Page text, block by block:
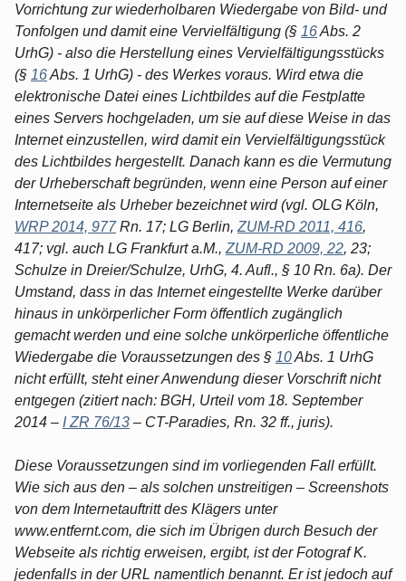
Vorrichtung zur wiederholbaren Wiedergabe von Bild- und
Tonfolgen und damit eine Vervielfältigung (§ 16Abs. 2
UrhG) - also die Herstellung eines Vervielfältigungsstücks
(§ 16Abs. 1 UrhG) - des Werkes voraus. Wird etwa die
elektronische Datei eines Lichtbildes auf die Festplatte
eines Servers hochgeladen, um sie auf diese Weise in das
Internet einzustellen, wird damit ein Vervielfältigungsstück
des Lichtbildes hergestellt. Danach kann es die Vermutung
der Urheberschaft begründen, wenn eine Person auf einer
Internetseite als Urheber bezeichnet wird (vgl. OLG Köln,
WRP 2014, 977Rn. 17; LG Berlin, ZUM-RD 2011, 416,
417; vgl. auch LG Frankfurt a.M., ZUM-RD 2009, 22, 23;
Schulze in Dreier/Schulze, UrhG, 4. Aufl., § 10 Rn. 6a). Der
Umstand, dass in das Internet eingestellte Werke darüber
hinaus in unkörperlicher Form öffentlich zugänglich
gemacht werden und eine solche unkörperliche öffentliche
Wiedergabe die Voraussetzungen des § 10Abs. 1 UrhG
nicht erfüllt, steht einer Anwendung dieser Vorschrift nicht
entgegen (zitiert nach: BGH, Urteil vom 18. September
2014 – I ZR 76/13 – CT-Paradies, Rn. 32 ff., juris).
Diese Voraussetzungen sind im vorliegenden Fall erfüllt.
Wie sich aus den – als solchen unstreitigen – Screenshots
von dem Internetauftritt des Klägers unter
www.entfernt.com, die sich im Übrigen durch Besuch der
Webseite als richtig erweisen, ergibt, ist der Fotograf K.
jedenfalls in der URL namentlich benannt. Er ist jedoch auf